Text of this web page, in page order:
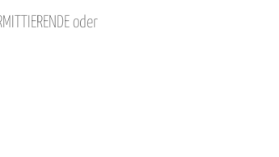
oder